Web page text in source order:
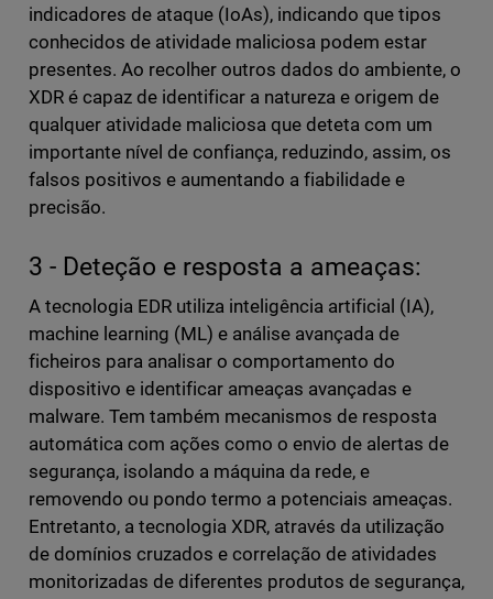
indicadores de ataque (IoAs), indicando que tipos
conhecidos de atividade maliciosa podem estar
presentes. Ao recolher outros dados do ambiente, o
XDR é capaz de identificar a natureza e origem de
qualquer atividade maliciosa que deteta com um
importante nível de confiança, reduzindo, assim, os
falsos positivos e aumentando a fiabilidade e
precisão.
3 - Deteção e resposta a ameaças:
A tecnologia EDR utiliza inteligência artificial (IA),
machine learning (ML) e análise avançada de
ficheiros para analisar o comportamento do
dispositivo e identificar ameaças avançadas e
malware. Tem também mecanismos de resposta
automática com ações como o envio de alertas de
segurança, isolando a máquina da rede, e
removendo ou pondo termo a potenciais ameaças.
Entretanto, a tecnologia XDR, através da utilização
de domínios cruzados e correlação de atividades
monitorizadas de diferentes produtos de segurança,